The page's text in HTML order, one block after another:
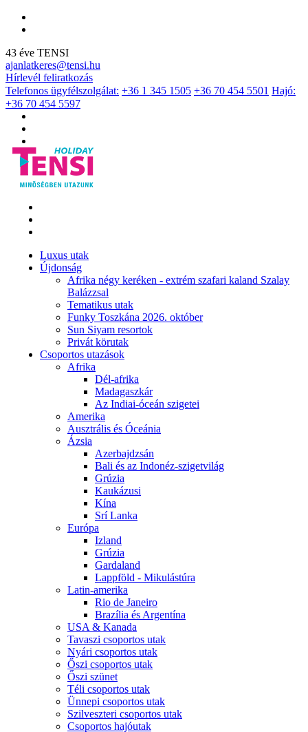
43 éve TENSI
ajanlatkeres@tensi.hu
Hírlevél feliratkozás
Telefonos ügyfélszolgálat: +36 1 345 1505 +36 70 454 5501 Hajó:
+36 70 454 5597
Luxus utak
Újdonság
Afrika négy keréken - extrém szafari kaland Szalay
Balázzsal
Tematikus utak
Funky Toszkána 2026. október
Sun Siyam resortok
Privát körutak
Csoportos utazások
Afrika
Dél-afrika
Madagaszkár
Az Indiai-óceán szigetei
Amerika
Ausztrális és Óceánia
Ázsia
Azerbajdzsán
Bali és az Indonéz-szigetvilág
Grúzia
Kaukázusi
Kína
Srí Lanka
Európa
Izland
Grúzia
Gardaland
Lappföld - Mikulástúra
Latin-amerika
Rio de Janeiro
Brazília és Argentína
USA & Kanada
Tavaszi csoportos utak
Nyári csoportos utak
Őszi csoportos utak
Őszi szünet
Téli csoportos utak
Ünnepi csoportos utak
Szilveszteri csoportos utak
Csoportos hajóutak